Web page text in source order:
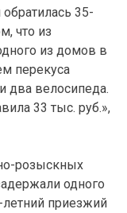
35-
что из
из домов в
перекуса
два велосипеда.
33 тыс. руб.»,
розыскных
одного
приезжий